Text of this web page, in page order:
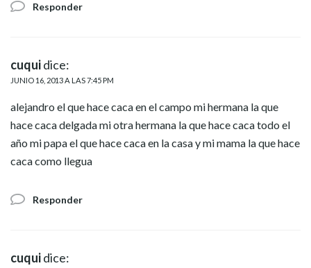
Responder
cuquidice:
JUNIO 16, 2013 A LAS 7:45 PM
alejandro el que hace caca en el campo mi hermana la que
hace caca delgada mi otra hermana la que hace caca todo el
año mi papa el que hace caca en la casa y mi mama la que hace
caca como llegua
Responder
cuquidice: